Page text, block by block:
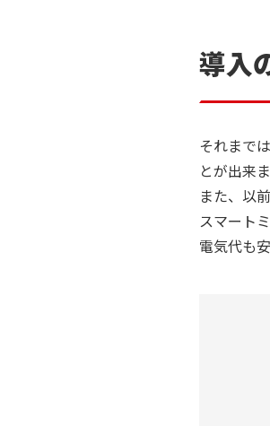
導入
それまで
とが出来
また、以
スマート
電気代も